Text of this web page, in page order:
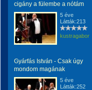
cigány a fülembe a nótám
5 éve
Látták:213
kustragabor
Gyárfás István - Csak úgy
mondom magának
5 éve
Látták:252